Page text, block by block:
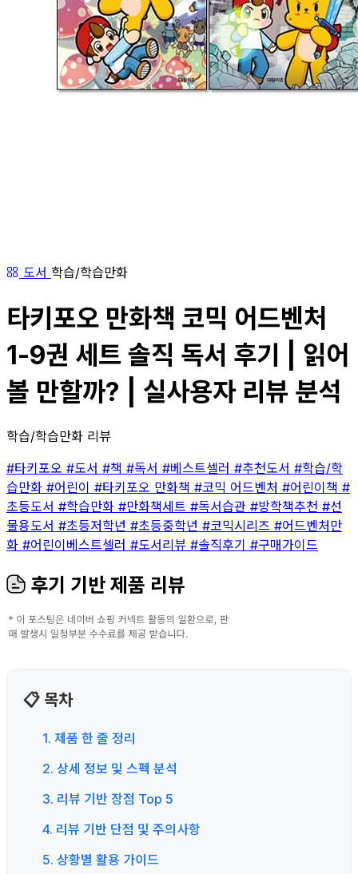
도서 학습/학습만화
타키포오 만화책 코믹 어드벤처
1-9권 세트 솔직 독서 후기 | 읽어
볼 만할까? | 실사용자 리뷰 분석
학습/학습만화 리뷰
#타키포오 #도서 #책 #독서 #베스트셀러 #추천도서 #학습/학
습만화 #어린이 #타키포오 만화책 #코믹 어드벤처 #어린이책 #
초등도서 #학습만화 #만화책세트 #독서습관 #방학책추천 #선
물용도서 #초등저학년 #초등중학년 #코믹시리즈 #어드벤처만
화 #어린이베스트셀러 #도서리뷰 #솔직후기 #구매가이드
후기 기반 제품 리뷰
📋 목차
1. 제품 한 줄 정리
2. 상세 정보 및 스펙 분석
3. 리뷰 기반 장점 Top 5
4. 리뷰 기반 단점 및 주의사항
5. 상황별 활용 가이드